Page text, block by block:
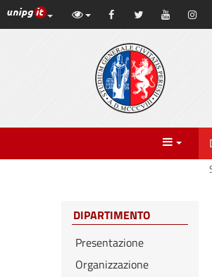
Vai
al
Link ai principali servizi web di
Facebook Twitter YouTube
Menu
DIPARTIMENTO
Presentazione
Organizzazione